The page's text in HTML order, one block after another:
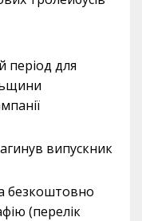
період для
випускник
безкоштовно
(перелік